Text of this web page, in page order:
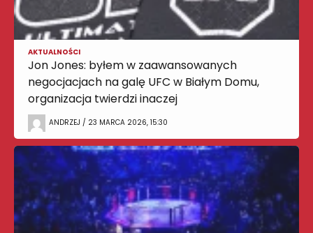
AKTUALNOŚCI
Jon Jones: byłem w zaawansowanych
negocjacjach na galę UFC w Białym Domu,
organizacja twierdzi inaczej
ANDRZEJ / 23 MARCA 2026, 15:30